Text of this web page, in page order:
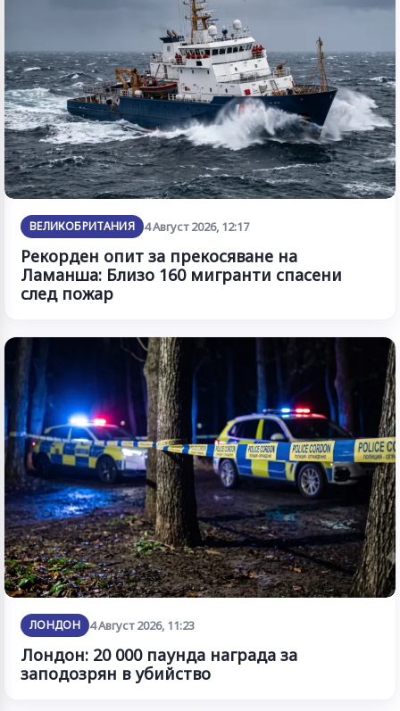
ВЕЛИКОБРИТАНИЯ 4 Август 2026, 12:17
Рекорден опит за прекосяване на
Ламанша: Близо 160 мигранти спасени
след пожар
ЛОНДОН 4 Август 2026, 11:23
Лондон: 20 000 паунда награда за
заподозрян в убийство